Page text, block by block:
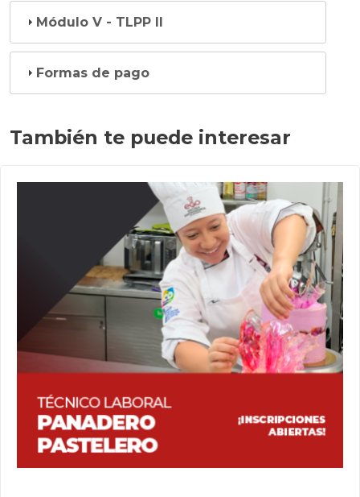
Módulo V - TLPP II
Formas de pago
También te puede interesar